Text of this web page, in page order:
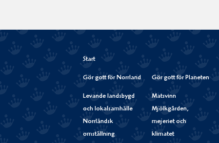
Start
Gör gott för Norrland
Levande landsbygd
och lokalsamhälle
Norrländsk
omställning
Gör gott för Planeten
Matsvinn
Mjölkgården,
mejeriet och
klimatet